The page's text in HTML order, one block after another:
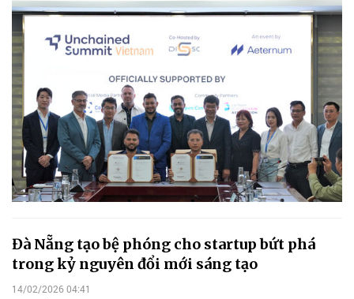
Đà Nẵng tạo bệ phóng cho startup bứt phá
trong kỷ nguyên đổi mới sáng tạo
14/02/2026 04:41